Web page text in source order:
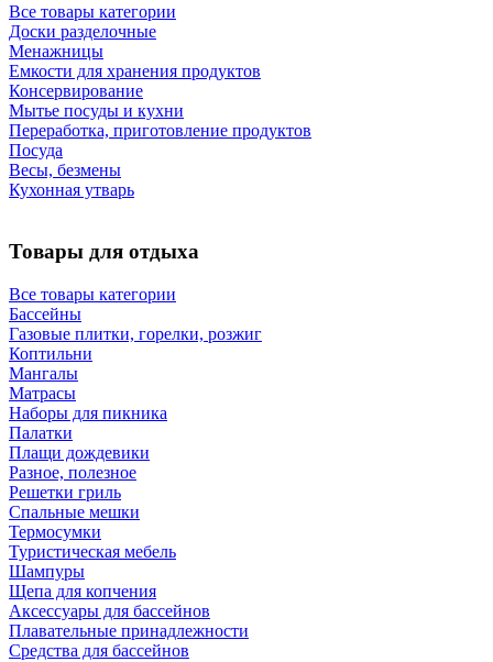
Все товары категории
Доски разделочные
Менажницы
Емкости для хранения продуктов
Консервирование
Мытье посуды и кухни
Переработка, приготовление продуктов
Посуда
Весы, безмены
Кухонная утварь
Товары для отдыха
Все товары категории
Бассейны
Газовые плитки, горелки, розжиг
Коптильни
Мангалы
Матрасы
Наборы для пикника
Палатки
Плащи дождевики
Разное, полезное
Решетки гриль
Спальные мешки
Термосумки
Туристическая мебель
Шампуры
Щепа для копчения
Аксессуары для бассейнов
Плавательные принадлежности
Средства для бассейнов